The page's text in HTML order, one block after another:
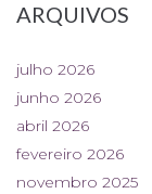
ARQUIVOS
julho 2026
junho 2026
abril 2026
fevereiro 2026
novembro 2025